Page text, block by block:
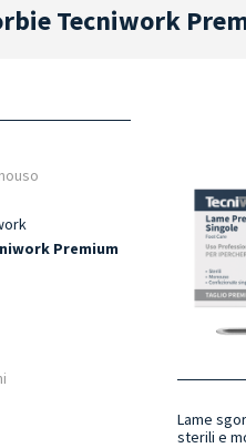
Tecniwork
Premium
Lame
sterili e